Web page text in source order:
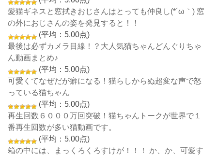
愛猫ギネスと窓拭きおじさんはとっても仲良し(*´ω｀) 窓
の外におじさんの姿を発見すると！！
(平均：5.00点)
最後は必ずカメラ目線！？大人気猫ちゃんどんぐりちゃ
ん動画まとめ♪
(平均：5.00点)
可愛くてなぜだが癖になる！猫らしからぬ超変な声で怒
っている猫ちゃん
(平均：5.00点)
再生回数６０００万回突破！猫ちゃんトークが世界で１
番再生回数が多い猫動画です。
(平均：5.00点)
箱の中には、まっくろくろすけが！！！ か、か、可愛す